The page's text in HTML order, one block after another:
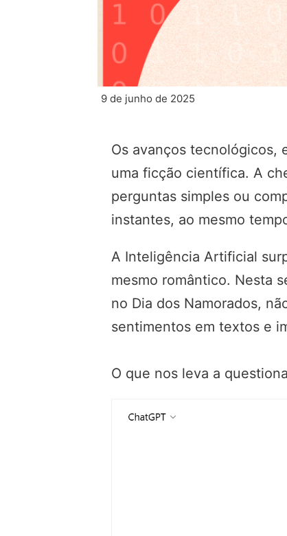
9 de junho de 2025
Os avanços tecnológicos,
uma ficção científica. A
perguntas simples ou
instantes, ao mesmo
A Inteligência Artificial
mesmo romântico. Nesta
no Dia dos Namorados,
sentimentos em textos e
O que nos leva a